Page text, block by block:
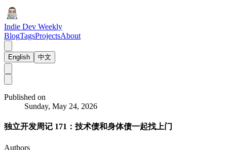
Indie Dev Weekly
BlogTagsProjectsAbout
English 中文
Published on
Sunday, May 24, 2026
独立开发周记 171：技术债和身体债一起找上门
Authors